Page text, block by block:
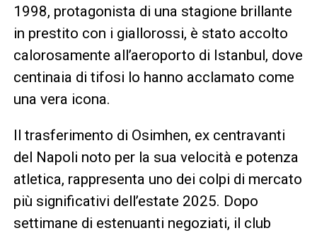
1998, protagonista di una stagione brillante
in prestito con i giallorossi, è stato accolto
calorosamente all’aeroporto di Istanbul, dove
centinaia di tifosi lo hanno acclamato come
una vera icona.
Il trasferimento di Osimhen, ex centravanti
del Napoli noto per la sua velocità e potenza
atletica, rappresenta uno dei colpi di mercato
più significativi dell’estate 2025. Dopo
settimane di estenuanti negoziati, il club